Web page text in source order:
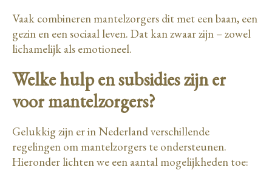
Vaak combineren mantelzorgers dit met een baan, een
gezin en een sociaal leven. Dat kan zwaar zijn – zowel
lichamelijk als emotioneel.
Welke hulp en subsidies zijn er
voor mantelzorgers?
Gelukkig zijn er in Nederland verschillende
regelingen om mantelzorgers te ondersteunen.
Hieronder lichten we een aantal mogelijkheden toe: